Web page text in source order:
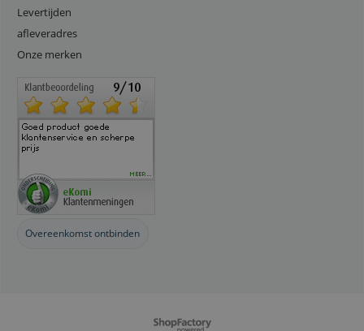
Levertijden
afleveradres
Onze merken
Overeenkomst ontbinden
Webwinkel gemaakt met